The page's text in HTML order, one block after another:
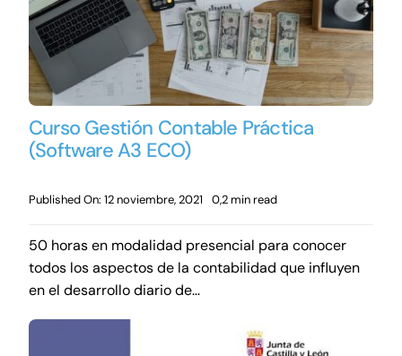
Curso Gestión Contable Práctica
(Software A3 ECO)
Published On: 12 noviembre, 2021 0,2 min read
50 horas en modalidad presencial para conocer
todos los aspectos de la contabilidad que influyen
en el desarrollo diario de…